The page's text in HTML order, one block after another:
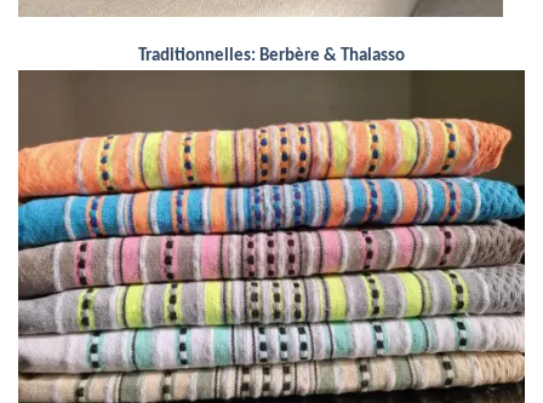
Traditionnelles: Berbère & Thalasso